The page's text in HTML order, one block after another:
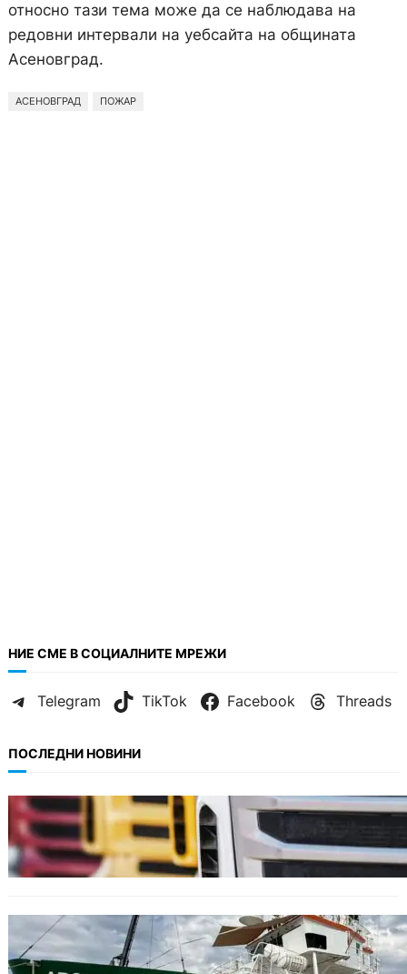
относно тази тема може да се наблюдава на
редовни интервали на уебсайта на общината
Асеновград.
АСЕНОВГРАД ПОЖАР
НИЕ СМЕ В СОЦИАЛНИТЕ МРЕЖИ
Telegram TikTok Facebook Threads
ПОСЛЕДНИ НОВИНИ
БЪЛГАРИЯ
Нови ограничения за камионите над 12
тона по ключови пътища през август
БЪЛГАРИЯ
Корабът на „Грийнпийс“ пристигна във
Варна с кампания за опазване на Черно